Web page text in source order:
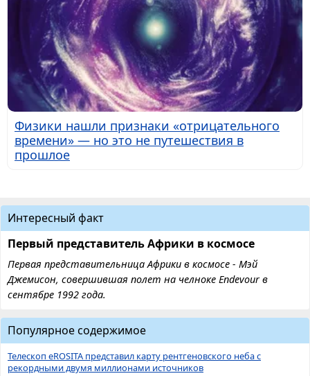
Физики нашли признаки «отрицательного
времени» — но это не путешествия в
прошлое
Интересный факт
Первый представитель Африки в космосе
Первая представительница Африки в космосе - Мэй
Джемисон, совершившая полет на челноке Endevour в
сентябре 1992 года.
Популярное содержимое
Телескоп eROSITA представил карту рентгеновского неба с
рекордными двумя миллионами источников